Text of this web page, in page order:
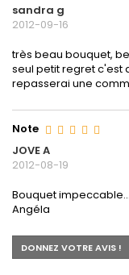
sandra g
2012-09-16
très beau bouquet,
seul petit regret c'est
repasserai une
Note
JOVE A
2012-08-19
Bouquet
Angéla
DONNEZ VOTRE AVIS !